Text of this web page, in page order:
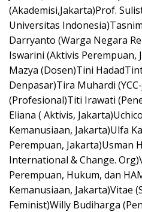
(Akademisi,Jakarta)Prof.
Universitas
Darryanto (Warga Negara
Iswarini (Aktivis
Mazya (Dosen)Tini
Denpasar)Tira Muhardi
(Profesional)Titi Irawati
Eliana ( Aktivis,
Kemanusiaan, Jakarta)Ulfa
Perempuan, Jakarta)Usman
International & Change.
Perempuan, Hukum, dan
Kemanusiaan, Jakarta)Vitae
Feminist)Willy Budiharga